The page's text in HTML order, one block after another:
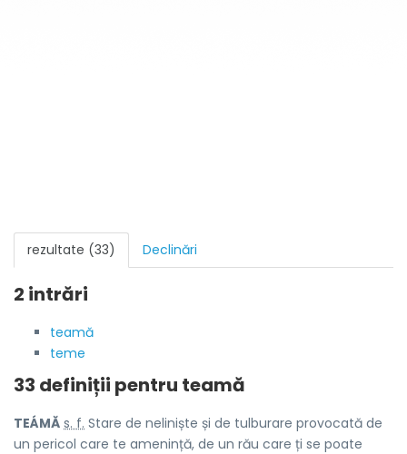
rezultate (33) Declinări
2 intrări
teamă
teme
33 definiții pentru teamă
TEÁMĂ s. f. Stare de neliniște și de tulburare provocată de
un pericol care te amenință, de un rău care ți se poate